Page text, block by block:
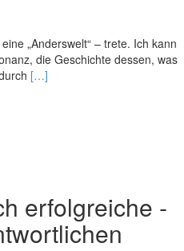
„Anderswelt“ – trete. Ich kann
die Geschichte dessen, was
Read
[…]
erfolgreiche